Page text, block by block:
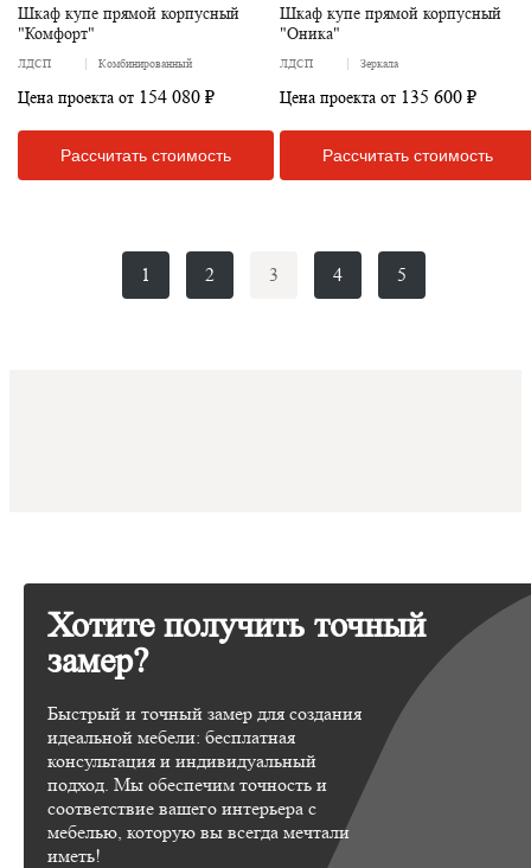
Шкаф купе прямой корпусный
"Комфорт"
ЛДСП Комбинированный
Цена проекта от 154 080 ₽
Рассчитать стоимость
Шкаф купе прямой корпусный
"Оника"
ЛДСП Зеркала
Цена проекта от 135 600 ₽
Рассчитать стоимость
1 2 3 4 5
Хотите получить точный
замер?
Быстрый и точный замер для создания
идеальной мебели: бесплатная
консультация и индивидуальный
подход. Мы обеспечим точность и
соответствие вашего интерьера с
мебелью, которую вы всегда мечтали
иметь!